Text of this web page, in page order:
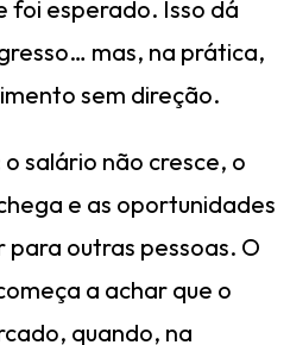
foi esperado. Isso dá
mas, na prática,
sem direção.
salário não cresce, o
e as oportunidades
outras pessoas. O
a achar que o
quando, na